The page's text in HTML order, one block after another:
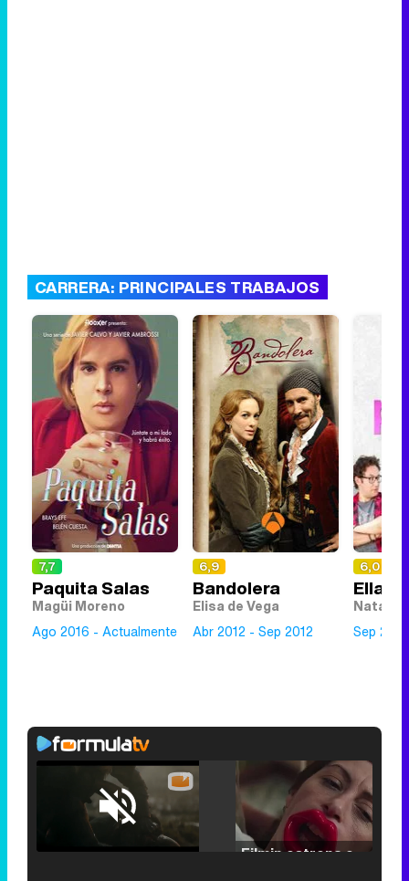
CARRERA: PRINCIPALES TRABAJOS
7,7
Paquita Salas
Magüi Moreno
Ago 2016 - Actualmente
6,9
Bandolera
Elisa de Vega
Abr 2012 - Sep 2012
6,0
Ella
Natalia
Sep
Unmute /
Loaded
25.30%